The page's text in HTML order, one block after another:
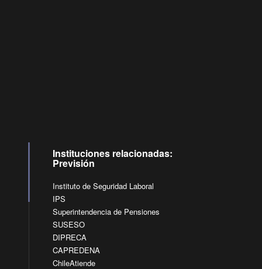
Instituciones relacionadas:
Previsión
Instituto de Seguridad Laboral
IPS
Superintendencia de Pensiones
SUSESO
DIPRECA
CAPREDENA
ChileAtiende